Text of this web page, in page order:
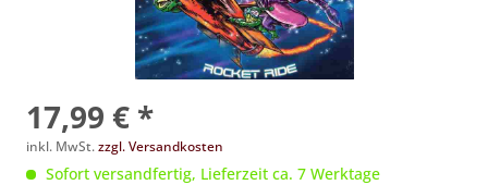
17,99 € *
inkl. MwSt.zzgl. Versandkosten
Sofort versandfertig, Lieferzeit ca. 7 Werktage